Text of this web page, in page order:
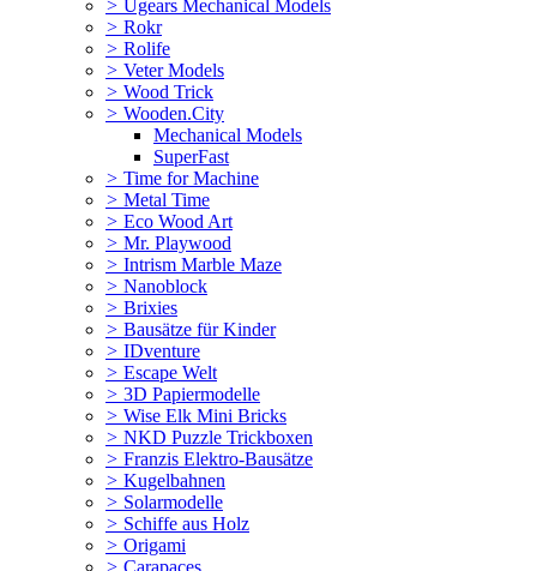
> Ugears Mechanical Models
> Rokr
> Rolife
> Veter Models
> Wood Trick
> Wooden.City
Mechanical Models
SuperFast
> Time for Machine
> Metal Time
> Eco Wood Art
> Mr. Playwood
> Intrism Marble Maze
> Nanoblock
> Brixies
> Bausätze für Kinder
> IDventure
> Escape Welt
> 3D Papiermodelle
> Wise Elk Mini Bricks
> NKD Puzzle Trickboxen
> Franzis Elektro-Bausätze
> Kugelbahnen
> Solarmodelle
> Schiffe aus Holz
> Origami
> Carapaces